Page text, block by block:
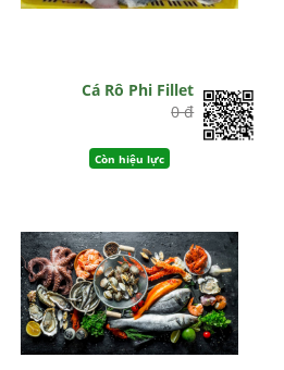
Cá Rô Phi Fillet
0 đ
Còn hiệu lực